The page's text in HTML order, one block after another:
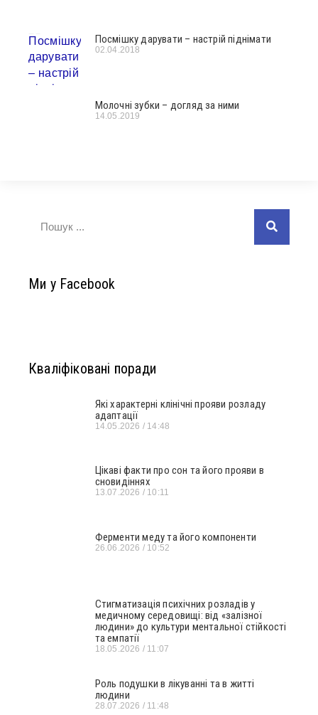
Посмішку дарувати – настрій піднімати
02.04.2018
Молочні зубки – догляд за ними
14.05.2019
Ми у Facebook
Кваліфіковані поради
Які характерні клінічні прояви розладу
адаптації
14.05.2026 14:48
Цікаві факти про сон та його прояви в
сновидіннях
13.07.2026 10:11
Ферменти меду та його компоненти
26.06.2026 10:52
Стигматизація психічних розладів у
медичному середовищі: від «залізної
людини» до культури ментальної стійкості
та емпатії
18.05.2026 11:07
Роль подушки в лікуванні та в житті
людини
28.07.2026 11:48